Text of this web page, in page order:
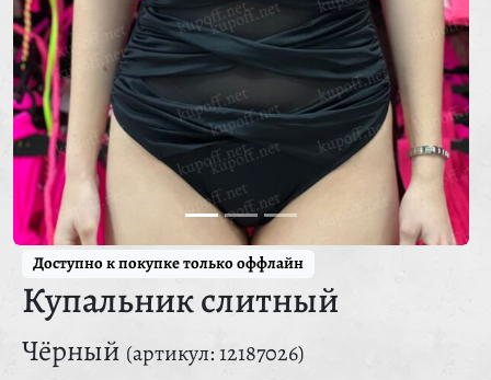
Доступно к покупке только оффлайн
Купальник слитный
Чёрный (артикул: 12187026)